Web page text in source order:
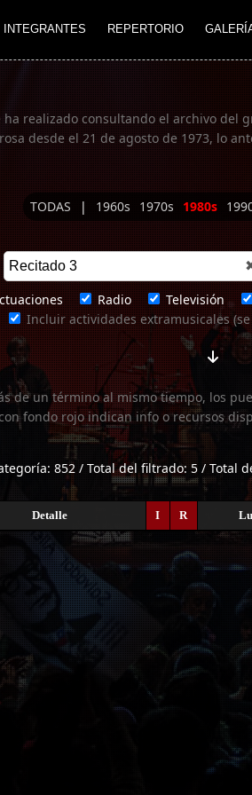
INTEGRANTES REPERTORIO
ha realizado consultando el archivo
desde el 21 de agosto de 1973, lo
TODAS | 1960s 1970s 1980s
Radio Televisión
Incluir actividades extramusicales
de un término al mismo tiempo, los
fondo rojo indican info o recursos
852 / Total del filtrado: 5 / Total
Detalle I R